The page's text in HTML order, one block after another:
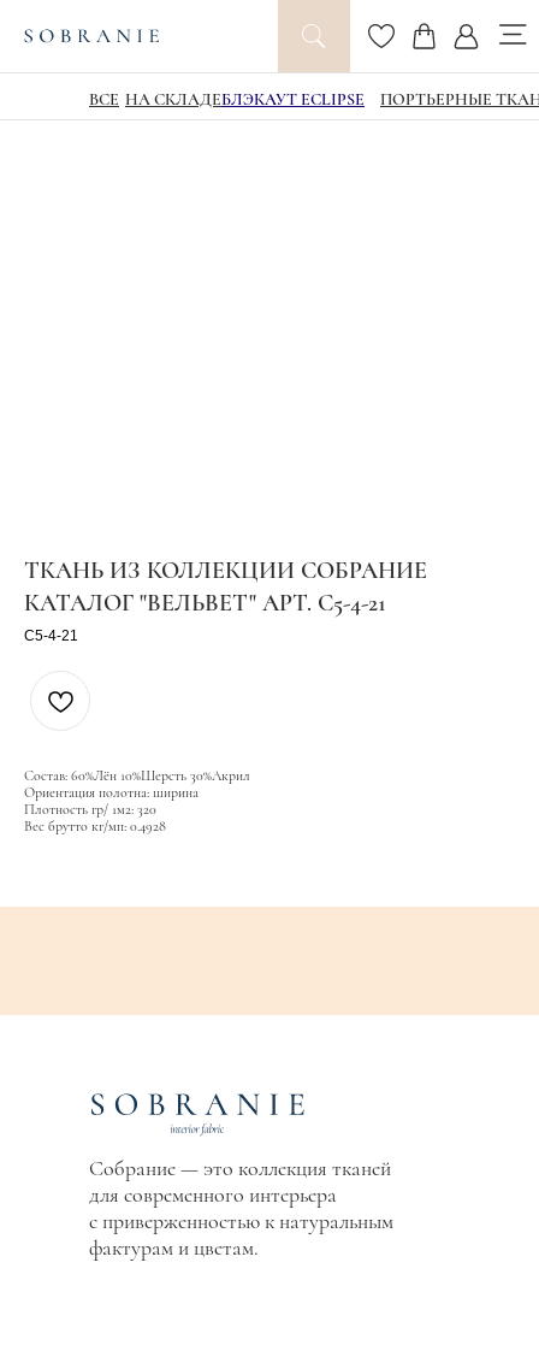
ВСЕ НА СКЛАДЕБЛЭКАУТ ECLIPSE ПОРТЬЕРНЫЕ
ТКАНЬ ИЗ КОЛЛЕКЦИИ СОБРАНИЕ
КАТАЛОГ "ВЕЛЬВЕТ" АРТ. C5-4-21
C5-4-21
Состав: 60%Лён 10%Шерсть 30%Акрил
Ориентация полотна: ширина
Плотность гр/ 1м2: 320
Вес брутто кг/мп: 0.4928
Собрание — это коллекция тканей
для современного интерьера
с приверженностью к натуральным
фактурам и цветам.